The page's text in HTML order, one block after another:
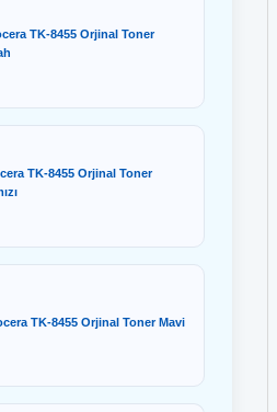
TK-8455 Orjinal Toner
TK-8455 Orjinal Toner
TK-8455 Orjinal Toner Mavi